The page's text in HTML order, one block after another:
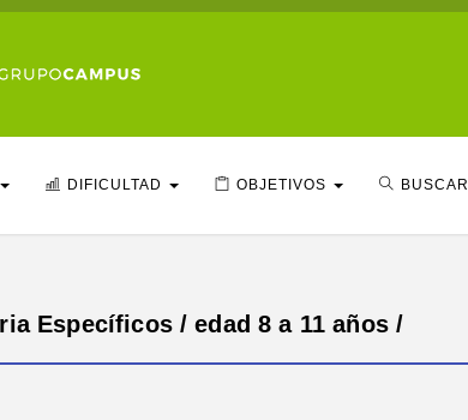
DIFICULTAD OBJETIVOS BUSCAR
Específicos / edad 8 a 11 años /